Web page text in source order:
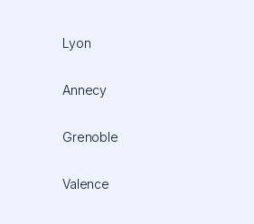
Lyon
Annecy
Grenoble
Valence